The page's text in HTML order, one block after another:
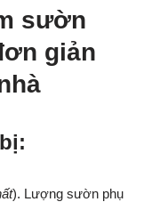
sườn
giản
). Lượng sườn phụ